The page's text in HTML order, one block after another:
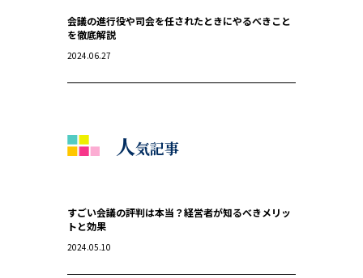
会議の進行役や司会を任されたときにやるべきこと
を徹底解説
2024.06.27
人気記事
すごい会議の評判は本当？経営者が知るべきメリッ
トと効果
2024.05.10